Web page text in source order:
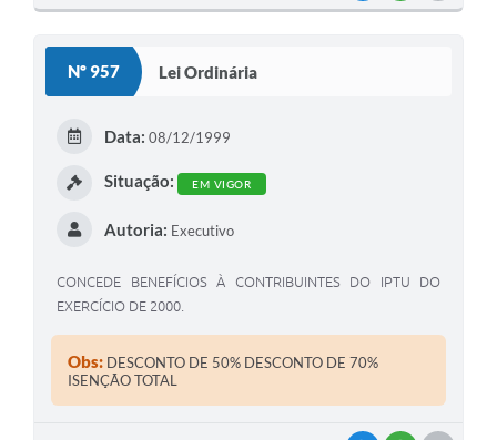
Nº 957 Lei Ordinária
Data: 08/12/1999
Situação: EM VIGOR
Autoria: Executivo
CONCEDE BENEFÍCIOS À CONTRIBUINTES DO IPTU DO
EXERCÍCIO DE 2000.
Obs: DESCONTO DE 50% DESCONTO DE 70%
ISENÇÃO TOTAL